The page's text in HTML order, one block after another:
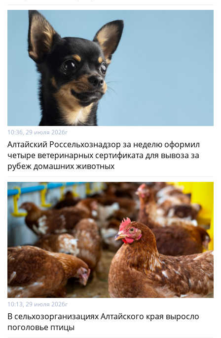
10:36, 29 июля 2026г
Алтайский Россельхознадзор за неделю оформил
четыре ветеринарных сертификата для вывоза за
рубеж домашних животных
10:13, 29 июля 2026г
В сельхозорганизациях Алтайского края выросло
поголовье птицы